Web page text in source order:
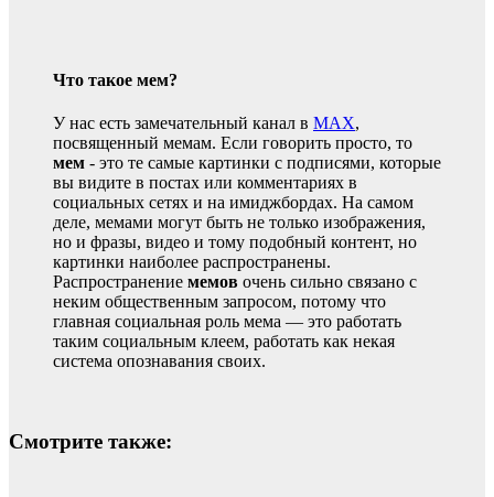
Что такое мем?
У нас есть замечательный канал в MAX,
посвященный мемам. Если говорить просто, то
мем - это те самые картинки с подписями, которые
вы видите в постах или комментариях в
социальных сетях и на имиджбордах. На самом
деле, мемами могут быть не только изображения,
но и фразы, видео и тому подобный контент, но
картинки наиболее распространены.
Распространение мемов очень сильно связано с
неким общественным запросом, потому что
главная социальная роль мема — это работать
таким социальным клеем, работать как некая
система опознавания своих.
Смотрите также: